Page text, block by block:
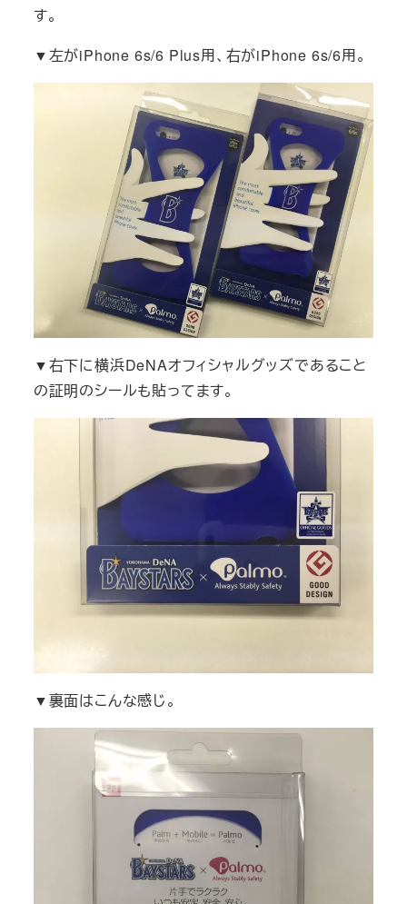
す。
▼左がiPhone 6s/6 Plus用、右がiPhone 6s/6用。
▼右下に横浜DeNAオフィシャルグッズであること
の証明のシールも貼ってます。
▼裏面はこんな感じ。